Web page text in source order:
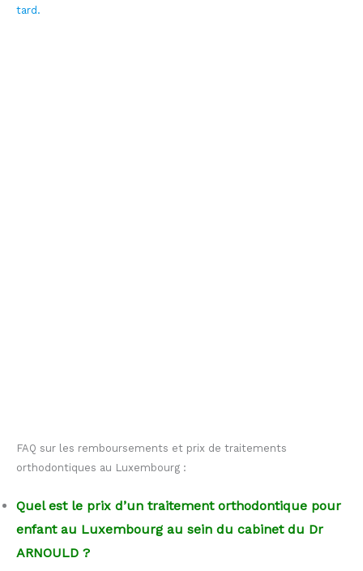
tard.
FAQ sur les remboursements et prix de traitements
orthodontiques au Luxembourg :
Quel est le prix d’un traitement orthodontique pour
enfant au Luxembourg au sein du cabinet du Dr
ARNOULD ?